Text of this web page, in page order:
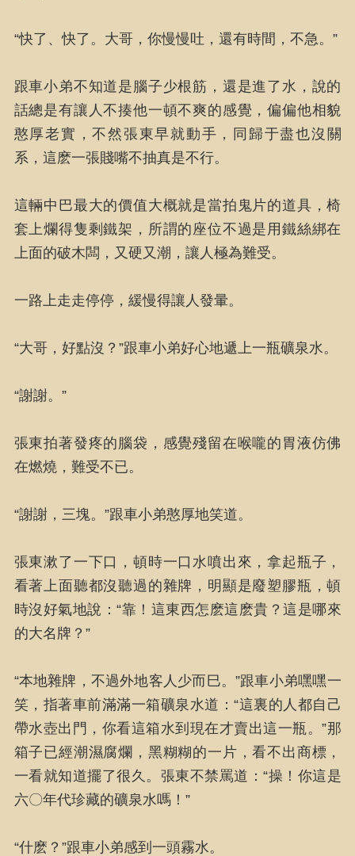
“快了、快了。大哥，你慢慢吐，還有時間，不急。”
跟車小弟不知道是腦子少根筋，還是進了水，說的
話總是有讓人不揍他一頓不爽的感覺，偏偏他相貌
憨厚老實，不然張東早就動手，同歸于盡也沒關
系，這麽一張賤嘴不抽真是不行。
這輛中巴最大的價值大概就是當拍鬼片的道具，椅
套上爛得隻剩鐵架，所謂的座位不過是用鐵絲綁在
上面的破木闆，又硬又潮，讓人極為難受。
一路上走走停停，緩慢得讓人發暈。
“大哥，好點沒？”跟車小弟好心地遞上一瓶礦泉水。
“謝謝。”
張東拍著發疼的腦袋，感覺殘留在喉嚨的胃液仿佛
在燃燒，難受不已。
“謝謝，三塊。”跟車小弟憨厚地笑道。
張東漱了一下口，頓時一口水噴出來，拿起瓶子，
看著上面聽都沒聽過的雜牌，明顯是廢塑膠瓶，頓
時沒好氣地說：“靠！這東西怎麽這麽貴？這是哪來
的大名牌？”
“本地雜牌，不過外地客人少而巳。”跟車小弟嘿嘿一
笑，指著車前滿滿一箱礦泉水道：“這裏的人都自己
帶水壺出門，你看這箱水到現在才賣出這一瓶。”那
箱子已經潮濕腐爛，黑糊糊的一片，看不出商標，
一看就知道擺了很久。張東不禁罵道：“操！你這是
六〇年代珍藏的礦泉水嗎！”
“什麽？”跟車小弟感到一頭霧水。